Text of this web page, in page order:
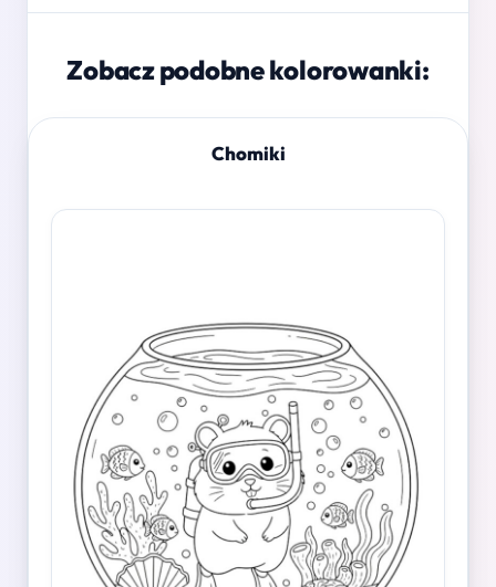
Zobacz podobne kolorowanki:
Chomiki